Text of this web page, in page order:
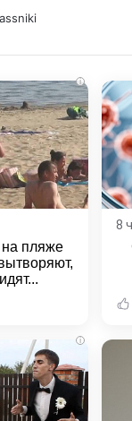
Email
i
пляже
8
i